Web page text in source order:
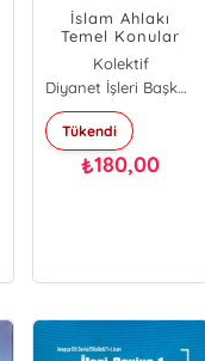
İslam Ahlakı
Temel Konular
Güncel Yorumlar
Kolektif
Diyanet İşleri Başkanlığı
Tükendi
₺180,00